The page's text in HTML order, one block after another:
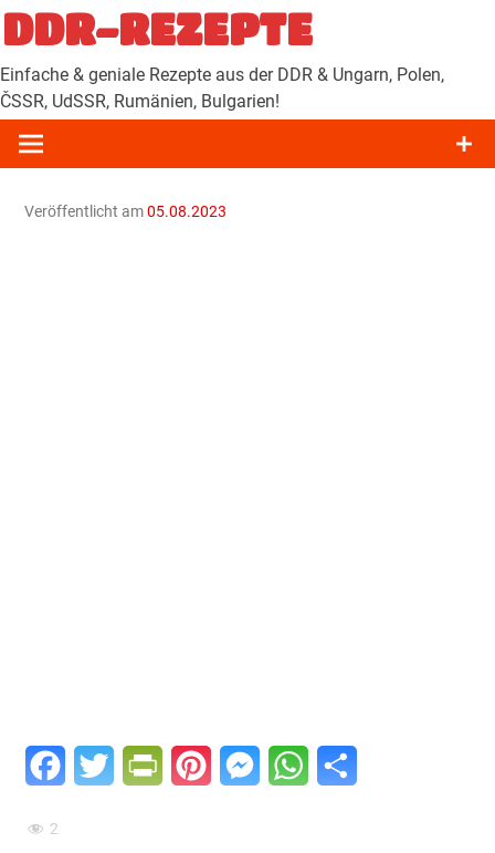
Zum
Inhalt
springen
DDR-REZEPTE
Einfache & geniale Rezepte aus der DDR & Ungarn, Polen,
ČSSR, UdSSR, Rumänien, Bulgarien!
Veröffentlicht am05.08.2023
FacebookTwitter PrintFriendly
PinterestMessengerWhatsApp
2